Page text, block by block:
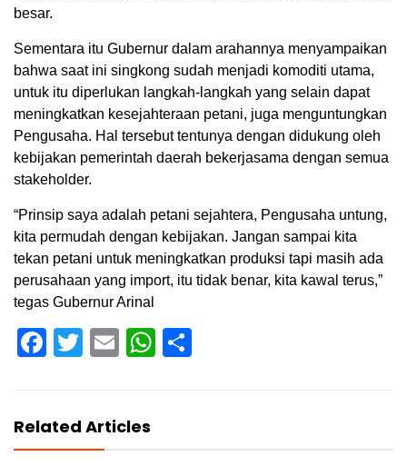
besar.
Sementara itu Gubernur dalam arahannya menyampaikan
bahwa saat ini singkong sudah menjadi komoditi utama,
untuk itu diperlukan langkah-langkah yang selain dapat
meningkatkan kesejahteraan petani, juga menguntungkan
Pengusaha. Hal tersebut tentunya dengan didukung oleh
kebijakan pemerintah daerah bekerjasama dengan semua
stakeholder.
“Prinsip saya adalah petani sejahtera, Pengusaha untung,
kita permudah dengan kebijakan. Jangan sampai kita
tekan petani untuk meningkatkan produksi tapi masih ada
perusahaan yang import, itu tidak benar, kita kawal terus,”
tegas Gubernur Arinal
Facebook
Twitter
EmailWhatsApp
Related Articles